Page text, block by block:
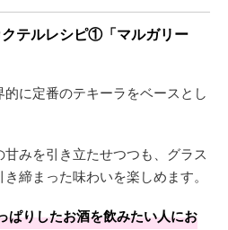
テルレシピ①「マルガリー
的に定番のテキーラをベースとし
みを引き立たせつつも、グラス
締まった味わいを楽しめます。
ぱりしたお酒を飲みたい人にお